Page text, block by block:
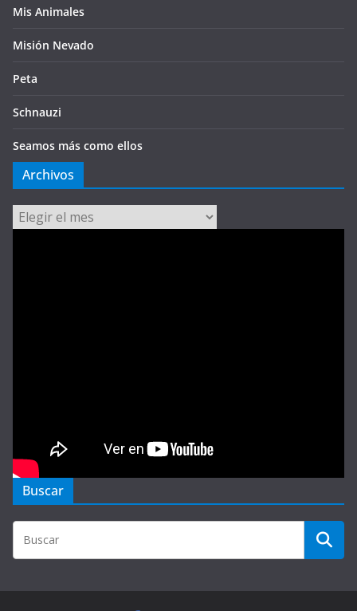
Mis Animales
Misión Nevado
Peta
Schnauzi
Seamos más como ellos
Archivos
Archivos
Buscar